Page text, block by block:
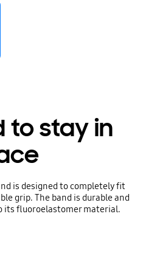
to stay in
is designed to completely fit
grip. The band is durable and
its fluoroelastomer material.